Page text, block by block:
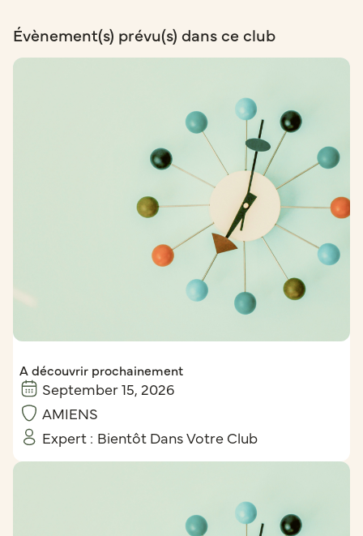
Évènement(s) prévu(s) dans ce club
A découvrir prochainement
September 15, 2026
AMIENS
Expert : Bientôt Dans Votre Club